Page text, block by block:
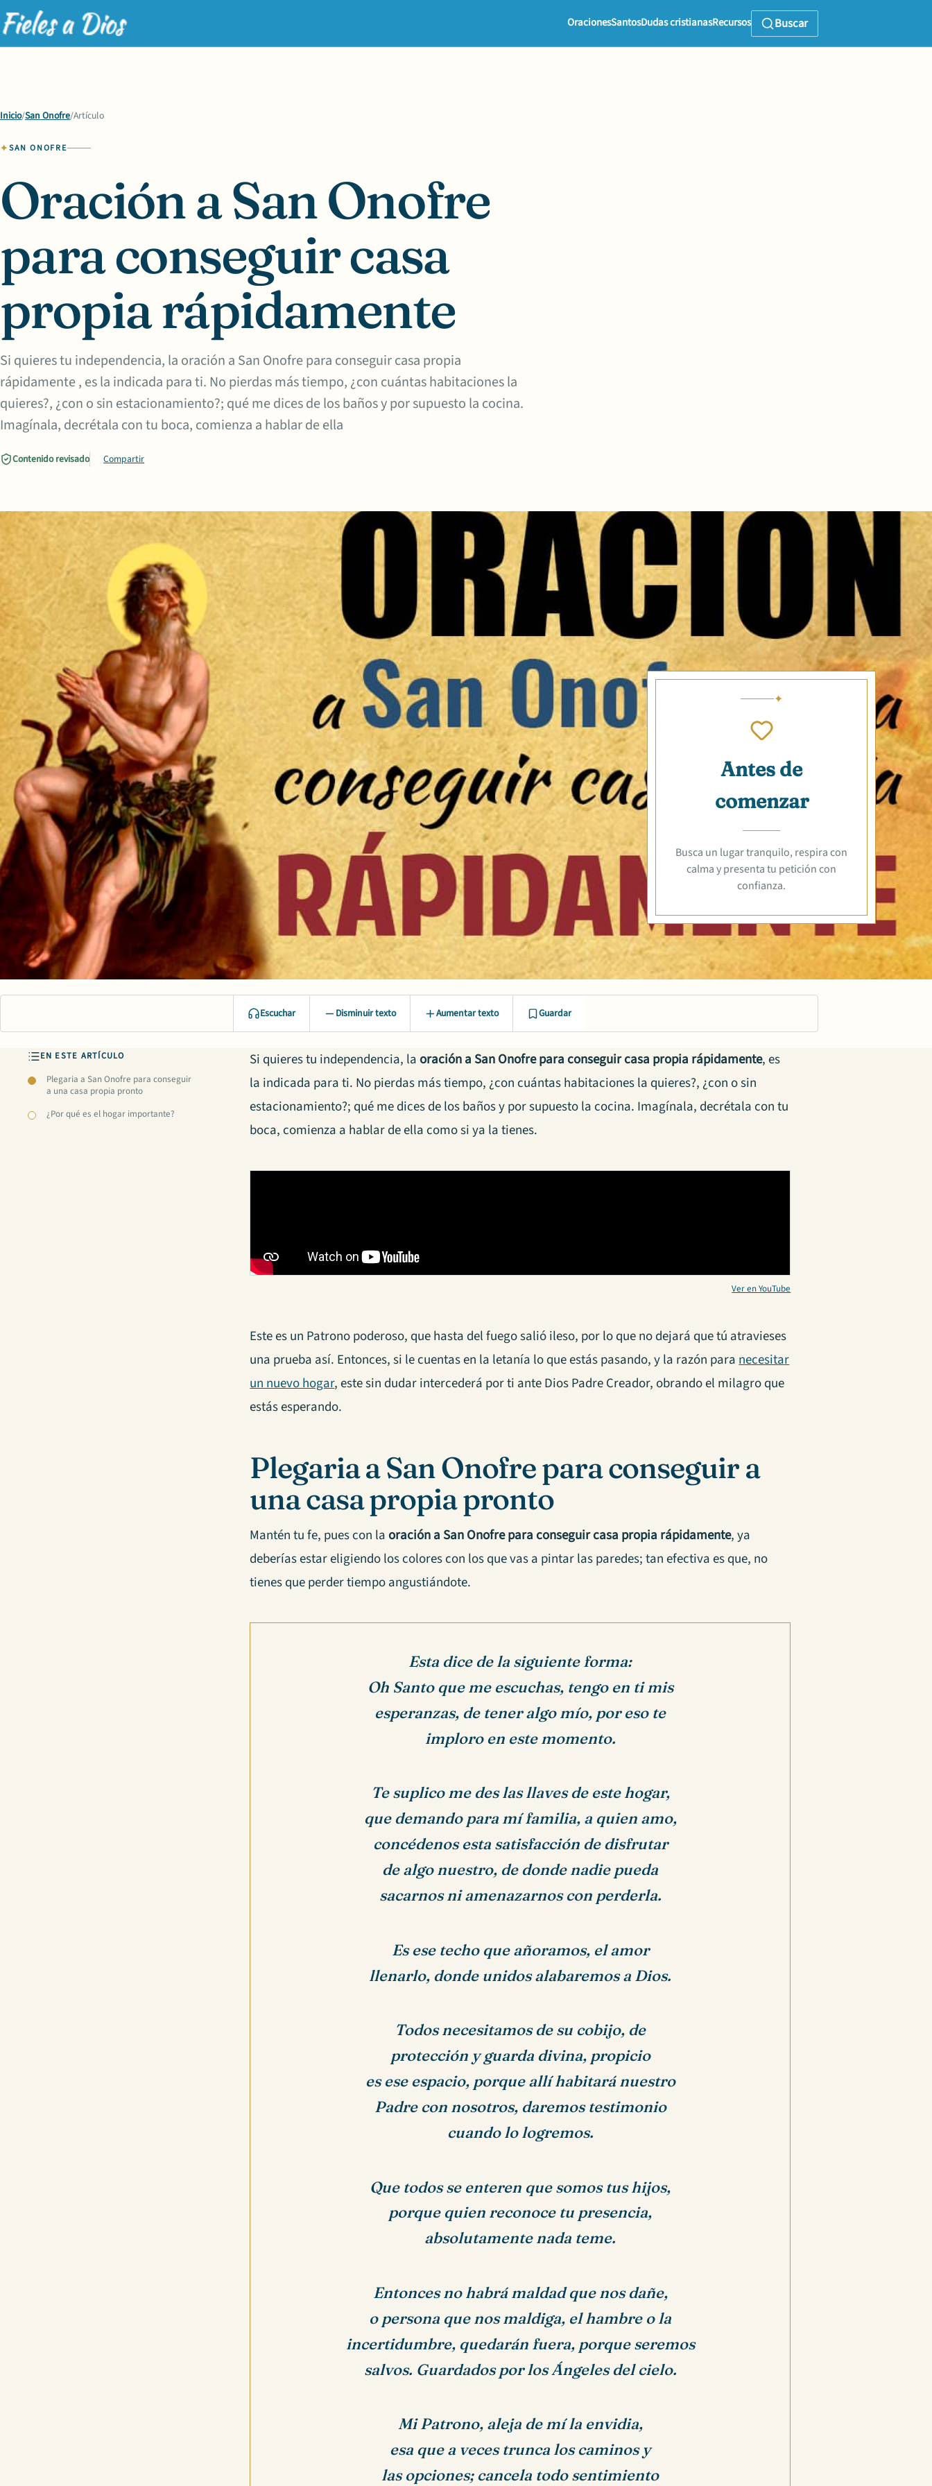
OracionesSantosDudas cristianasRecursos Buscar
Inicio/San Onofre/Artículo
SAN ONOFRE
Oración a San Onofre
para conseguir casa
propia rápidamente
Si quieres tu independencia, la oración a San Onofre para conseguir casa propia
rápidamente , es la indicada para ti. No pierdas más tiempo, ¿con cuántas habitaciones la
quieres?, ¿con o sin estacionamiento?; qué me dices de los baños y por supuesto la cocina.
Imagínala, decrétala con tu boca, comienza a hablar de ella
Contenido revisado Compartir
Antes de
comenzar
Busca un lugar tranquilo, respira con
calma y presenta tu petición con
confianza.
Escuchar Disminuir texto Aumentar texto Guardar
EN ESTE ARTÍCULO
Plegaria a San Onofre para conseguir
a una casa propia pronto
¿Por qué es el hogar importante?
Si quieres tu independencia, la oración a San Onofre para conseguir casa propia rápidamente, es
la indicada para ti. No pierdas más tiempo, ¿con cuántas habitaciones la quieres?, ¿con o sin
estacionamiento?; qué me dices de los baños y por supuesto la cocina. Imagínala, decrétala con tu
boca, comienza a hablar de ella como si ya la tienes.
Ver en YouTube
Este es un Patrono poderoso, que hasta del fuego salió ileso, por lo que no dejará que tú atravieses
una prueba así. Entonces, si le cuentas en la letanía lo que estás pasando, y la razón paranecesitar
un nuevo hogar, este sin dudar intercederá por ti ante Dios Padre Creador, obrando el milagro que
estás esperando.
Plegaria a San Onofre para conseguir a
una casa propia pronto
Mantén tu fe, pues con la oración a San Onofre para conseguir casa propia rápidamente,ya
deberías estar eligiendo los colores con los que vas a pintar las paredes; tan efectiva es que, no
tienes que perder tiempo angustiándote.
Esta dice de la siguiente forma:
Oh Santo que me escuchas, tengo en ti mis
esperanzas, de tener algo mío, por eso te
imploro en este momento.
Te suplico me des las llaves de este hogar,
que demando para mí familia, a quien amo,
concédenos esta satisfacción de disfrutar
de algo nuestro, de donde nadie pueda
sacarnosni amenazarnos con perderla.
Es ese techo que añoramos, el amor
llenarlo, donde unidos alabaremos a Dios.
Todos necesitamos de su cobijo, de
protección y guarda divina, propicio
es ese espacio, porque allí habitará nuestro
Padre con nosotros, daremos testimonio
cuando lo logremos.
Que todos se enteren que somos tus hijos,
porque quien reconoce tu presencia,
absolutamente nada teme.
Entonces no habrá maldad que nos dañe,
o persona que nos maldiga, el hambre o la
incertidumbre, quedarán fuera, porque seremos
salvos. Guardados por los Ángeles del cielo.
Mi Patrono, aleja de mí la envidia,
esa que a veces trunca los caminos y
las opciones; cancela todo sentimiento